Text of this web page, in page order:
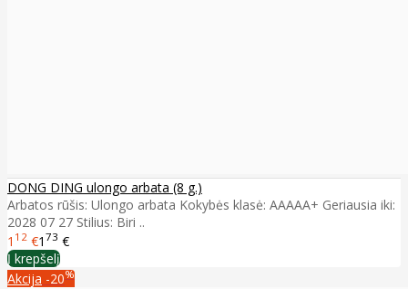
DONG DING ulongo arbata (8 g.)
Arbatos rūšis: Ulongo arbata Kokybės klasė: AAAAA+ Geriausia iki:
2028 07 27 Stilius: Biri ..
1 12 €1 73 €
Į krepšelį
Akcija -20%